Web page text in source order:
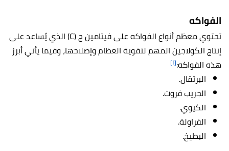
الفواكه
تحتوي معظم أنواع الفواكه على فيتامين ج (C) الذي يُساعد على
إنتاج الكولاجين المهم لتقوية العظام وإصلاحها، وفيما يأتي أبرز
هذه الفواكه:[١]
البرتقال.
الجريب فروت.
الكيوي.
الفراولة.
البطيخ.